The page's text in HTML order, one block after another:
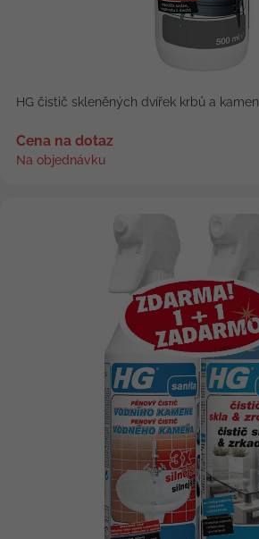
HG čistič skleněných dvířek krbů a kamen
Cena na dotaz
Na objednávku